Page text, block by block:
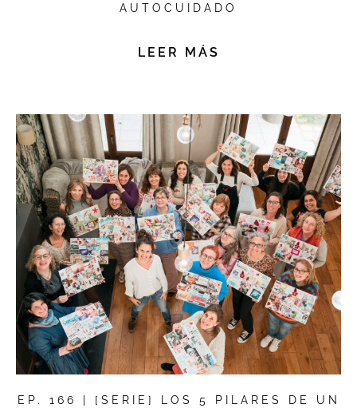
AUTOCUIDADO
LEER MÁS
EP. 166 | [SERIE] LOS 5 PILARES DE UN